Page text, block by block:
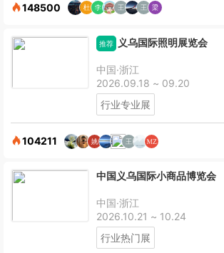
148500
推荐 义乌国际照明展览会
中国·浙江
2026.09.18 ~ 09.20
行业专业展
104211
中国义乌国际小商品博览会
中国·浙江
2026.10.21 ~ 10.24
行业热门展